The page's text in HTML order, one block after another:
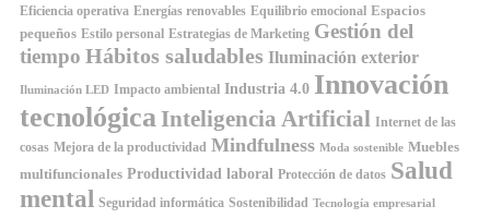
Eficiencia operativa Energías renovables Equilibrio emocional Espacios
pequeños Estilo personal Estrategias de Marketing Gestión del
tiempo Hábitos saludables Iluminación exterior
Iluminación LED Impacto ambiental Industria 4.0 Innovación
tecnológica Inteligencia Artificial Internet de las
cosas Mejora de la productividad Mindfulness Moda sostenible Muebles
multifuncionales Productividad laboral Protección de datos Salud
mental Seguridad informática Sostenibilidad Tecnología empresarial